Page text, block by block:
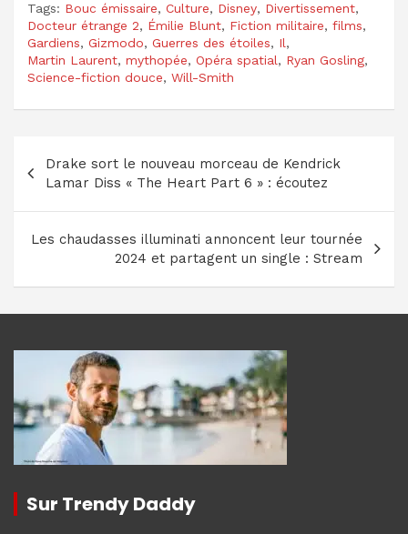
Tags: Bouc émissaire, Culture, Disney, Divertissement,
Docteur étrange 2, Émilie Blunt, Fiction militaire, films,
Gardiens, Gizmodo, Guerres des étoiles, Il,
Martin Laurent, mythopée, Opéra spatial, Ryan Gosling,
Science-fiction douce, Will-Smith
Navigation
de
l’article
Drake sort le nouveau morceau de Kendrick
Lamar Diss « The Heart Part 6 » : écoutez
Les chaudasses illuminati annoncent leur tournée
2024 et partagent un single : Stream
Sur Trendy Daddy